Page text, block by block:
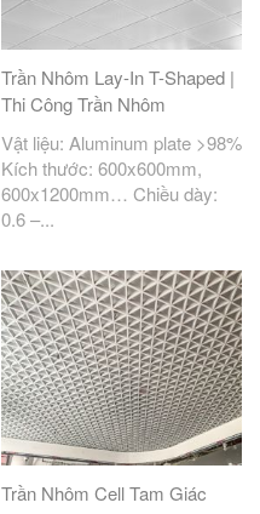
Trần Nhôm Lay-In T-Shaped |
Thi Công Trần Nhôm
Vật liệu: Aluminum plate >98%
Kích thước: 600x600mm,
600x1200mm… Chiều dày:
0.6 –...
Trần Nhôm Cell Tam Giác